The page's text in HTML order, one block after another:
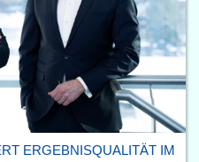
ERGEBNISQUALITÄT IM